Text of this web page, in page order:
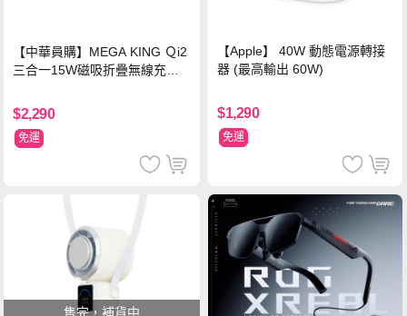
【中華員購】MEGA KING Ｑi2
三合一15W磁吸折疊無線充電
$2,290
免運
【Apple】 40W 動態電源轉接
器 (最高輸出 60W)
$1,290
免運
售完，補貨中